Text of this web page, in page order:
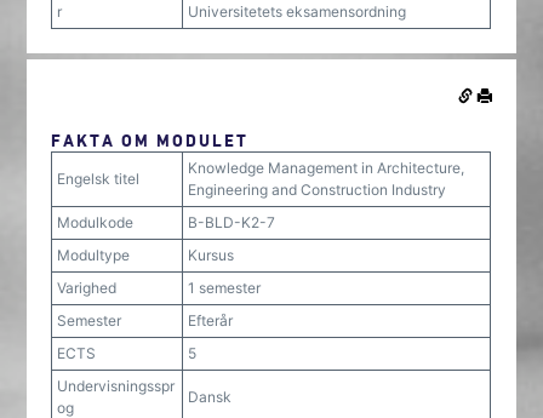
r
Universitetets eksamensordning
FAKTA OM MODULET
Engelsk titel
Knowledge Management in Architecture,
Engineering and Construction Industry
Modulkode
B-BLD-K2-7
Modultype
Kursus
Varighed
1 semester
Semester
Efterår
ECTS
5
Undervisningsspr
og
Dansk